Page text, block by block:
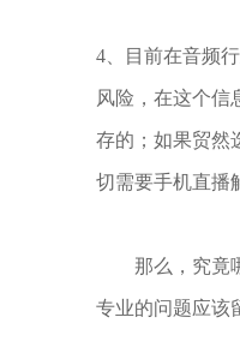
4、目前在音频
风险，在这个信
存的；如果贸然
切需要手机直播
那么，究竟哪
专业的问题应该